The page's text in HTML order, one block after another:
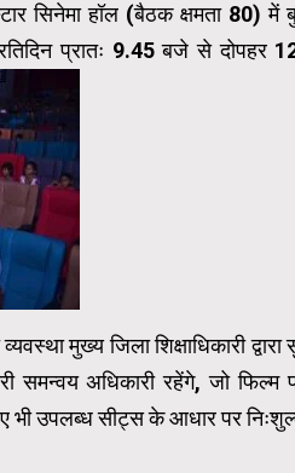
सिनेमा हॉल (बैठक क्षमता 80) में
प्रातः 9.45 बजे से दोपहर
मुख्य जिला शिक्षाधिकारी
समन्वय अधिकारी रहेंगे, जो
भी उपलब्ध सीट्स के आधार पर